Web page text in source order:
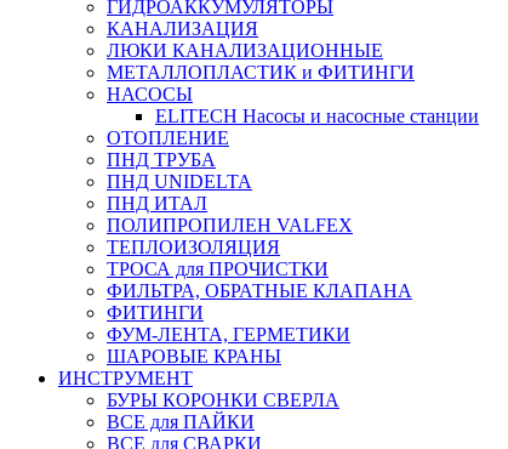
ГИДРОАККУМУЛЯТОРЫ
КАНАЛИЗАЦИЯ
ЛЮКИ КАНАЛИЗАЦИОННЫЕ
МЕТАЛЛОПЛАСТИК и ФИТИНГИ
НАСОСЫ
ELITECH Насосы и насосные станции
ОТОПЛЕНИЕ
ПНД ТРУБА
ПНД UNIDELTA
ПНД ИТАЛ
ПОЛИПРОПИЛЕН VALFEX
ТЕПЛОИЗОЛЯЦИЯ
ТРОСА для ПРОЧИСТКИ
ФИЛЬТРА, ОБРАТНЫЕ КЛАПАНА
ФИТИНГИ
ФУМ-ЛЕНТА, ГЕРМЕТИКИ
ШАРОВЫЕ КРАНЫ
ИНСТРУМЕНТ
БУРЫ КОРОНКИ СВЕРЛА
ВСЕ для ПАЙКИ
ВСЕ для СВАРКИ